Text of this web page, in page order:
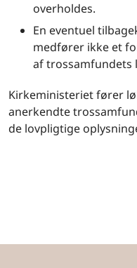
overholdes.
En eventuel
medfører ikke et
af trossamfundets
Kirkeministeriet fører
anerkendte
de lovpligtige